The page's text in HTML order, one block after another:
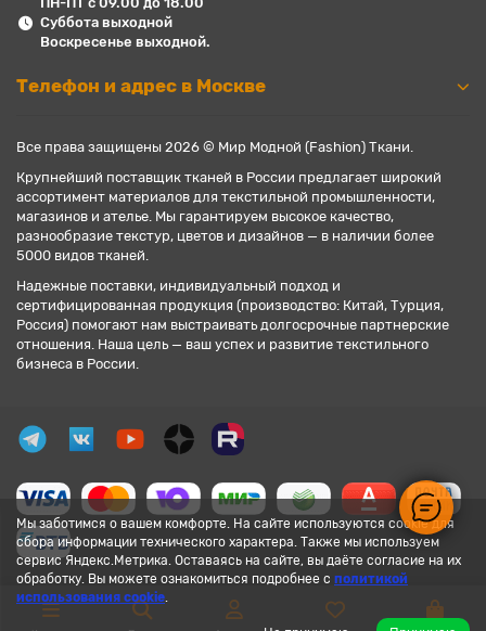
Мы заботимся о вашем комфорте. На сайте используются cookie для
сбора информации технического характера. Также мы используем
сервис Яндекс.Метрика. Оставаясь на сайте, вы даёте согласие на их
обработку. Вы можете ознакомиться подробнее с политикой
использования cookie.
Суббота выходной
Воскресенье выходной.
Телефон и адрес в Москве
Все права защищены 2026 © Мир Модной (Fashion) Ткани.
Крупнейший поставщик тканей в России предлагает широкий
ассортимент материалов для текстильной промышленности,
магазинов и ателье. Мы гарантируем высокое качество,
разнообразие текстур, цветов и дизайнов — в наличии более
5000 видов тканей.
Надежные поставки, индивидуальный подход и
сертифицированная продукция (производство: Китай, Турция,
Россия) помогают нам выстраивать долгосрочные партнерские
отношения. Наша цель — ваш успех и развитие текстильного
бизнеса в России.